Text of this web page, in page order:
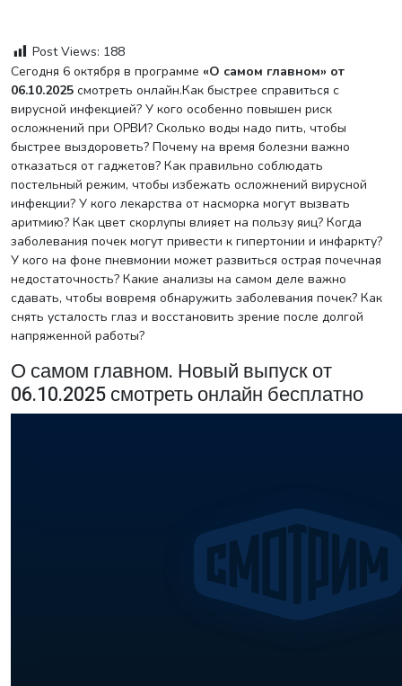
Post Views: 188
Сегодня 6 октября в программе «О самом главном» от
06.10.2025 смотреть онлайн.Как быстрее справиться с
вирусной инфекцией? У кого особенно повышен риск
осложнений при ОРВИ? Сколько воды надо пить, чтобы
быстрее выздороветь? Почему на время болезни важно
отказаться от гаджетов? Как правильно соблюдать
постельный режим, чтобы избежать осложнений вирусной
инфекции? У кого лекарства от насморка могут вызвать
аритмию? Как цвет скорлупы влияет на пользу яиц? Когда
заболевания почек могут привести к гипертонии и инфаркту?
У кого на фоне пневмонии может развиться острая почечная
недостаточность? Какие анализы на самом деле важно
сдавать, чтобы вовремя обнаружить заболевания почек? Как
снять усталость глаз и восстановить зрение после долгой
напряженной работы?
О самом главном. Новый выпуск от
06.10.2025 смотреть онлайн бесплатно